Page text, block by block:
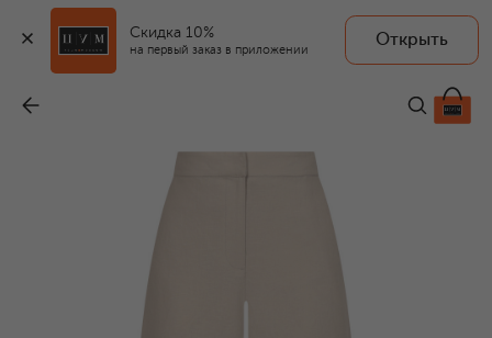
Скидка 10%
на первый заказ в приложении
Открыть
115 500 ₽